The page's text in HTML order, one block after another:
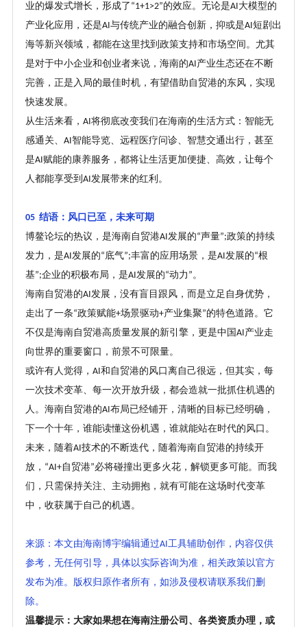
业的爆发式增长，形成了 “1+1>2”的效应。无论是AI大模型的
产业化应用，还是AI与传统产业的融合创新，抑或是AI短剧出
海等新兴领域，都能在这里找到政策支持和市场空间。尤其
是对于中小企业和创业者来说，海南的AI产业生态还在不断
完善，正是入局的最佳时机，有望借助自贸港的东风，实现
快速发展。
从生活来看， AI将彻底改变我们在海南的生活方式：智能无
感通关、 AI智能导览、远程医疗问诊、智慧交通出行，甚至
是AI赋能的康养服务，都将让生活更加便捷、高效，让每个
人都能享受到 AI发展带来的红利。
05 结语：风口已至，未来可期
博鳌论坛的热议，是海南自贸港AI发展的“声量”;政策的持续
发力，是AI发展的“底气”;丰富的应用场景，是AI发展的“根
基”;企业的积极布局，是AI发展的“动力 ”。
海南自贸港的AI发展，没有盲目跟风，而是立足自身优势，
走出了一条“政策赋能+场景驱动+产业集聚”的特色道路。它
不仅是海南自贸港高质量发展的新引擎，更是中国 AI产业走
向世界的重要窗口，前景不可限量。
或许有人觉得， AI和自贸港的风口离自己很远，但其实，每
一次技术变革、每一次开放升级，都会造就一批抓住机遇的
人。海南自贸港的AI布局已经铺开，清晰的目标已经明确，
下一个十年，谁能读懂这份机遇，谁就能站在时代的风口。
未来，随着AI技术的不断迭代，随着海南自贸港的持续开
放， “AI+自贸港”必将碰撞出更多火花，解锁更多可能。而我
们，只需保持关注、主动拥抱，就有可能在这场时代变革
中，收获属于自己的机遇。
来源：本文由海南博宇编辑通过AI工具辅助创作，内容仅供
参考，无任何引导，具体以实际咨询为准，相关政策以官方
发布为准。版权归原作者所有，如涉及侵权请联系我们删
除。
温馨提示：大家如果想在海南注册公司、各类资质办理，或